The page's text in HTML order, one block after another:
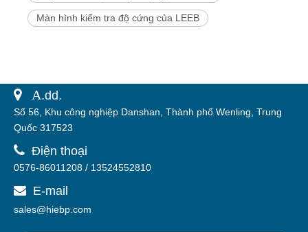
Màn hình kiểm tra độ cứng của LEEB
 A. dd.
Số 56, Khu công nghiệp Danshan, Thành phố Wenling, Trung
Quốc 317523
 Điện thoại
0576-86011208 / 13524552810
 E-mail
sales@hiebp.com